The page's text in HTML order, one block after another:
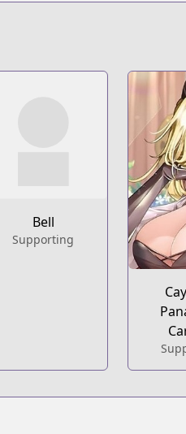
342851/list
series/
Bell
Supporting